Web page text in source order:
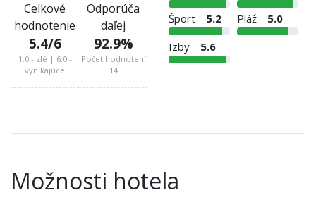
Celkové
hodnotenie
5.4/6
1.0 - zlé | 6.0 -
vynikajúce
Odporúča
daľej
92.9%
Počet hodnotení
14
Šport
5.2 Pláž
5.0
Izby
5.6
Možnosti hotela